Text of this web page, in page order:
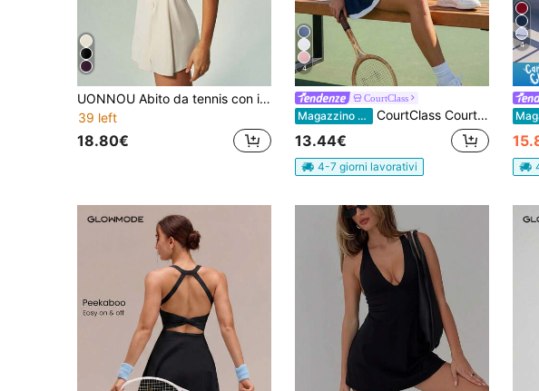
UONNOU Abito da tennis con imbottitura rimovibile, abito sportivo a-line con spalline regolabili e schiena bassa con pantaloncini integrati per l'abbigliamento attivo quotidiano delle donne
39 left
18.80€
4
CourtClass
Magazzino EU CourtClass CourtClass Abito sportivo da donna per primavera/estate, stile tennis, blu navy con colore a contrasto, spalline regolabili, orlo e inserto a contrasto, con pantaloncini attaccati e tasche, adatto per casual, running, yoga, palestra, tennis, golf
13.44€
4-7 giorni lavorativi
4